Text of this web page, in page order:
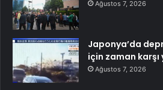
Ağustos 7, 2026
Japonya’da
için zaman karşı
Ağustos 7, 2026